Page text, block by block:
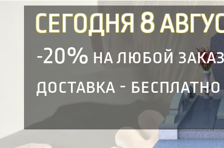
СЕГОДНЯ 8
-20% на любой
доставка - бесплатно